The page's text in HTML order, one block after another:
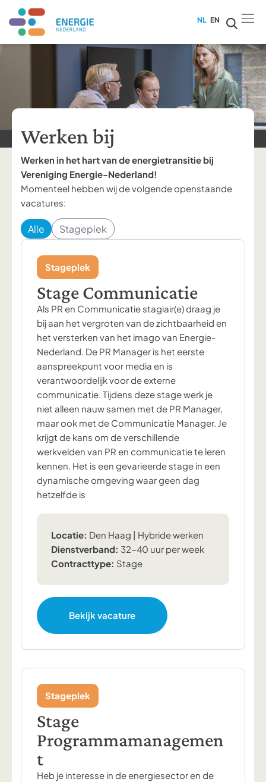
NL EN
Werken bij
Werken in het hart van de energietransitie bij
Vereniging Energie-Nederland!
Momenteel hebben wij de volgende openstaande
vacatures:
Stageplek
Alle
Stageplek
Stage Communicatie
Als PR en Communicatie stagiair(e) draag je
bij aan het vergroten van de zichtbaarheid en
het versterken van het imago van Energie-
Nederland. De PR Manager is het eerste
aanspreekpunt voor media en is
verantwoordelijk voor de externe
communicatie. Tijdens deze stage werk je
niet alleen nauw samen met de PR Manager,
maar ook met de Communicatie Manager. Je
krijgt de kans om de verschillende
werkvelden van PR en communicatie te leren
kennen. Het is een gevarieerde stage in een
dynamische omgeving waar geen dag
hetzelfde is
Locatie: Den Haag | Hybride werken
Dienstverband: 32-40 uur per week
Contracttype: Stage
Bekijk vacature
Stageplek
Stage
Programmamanagemen
t
Heb je interesse in de energiesector en de